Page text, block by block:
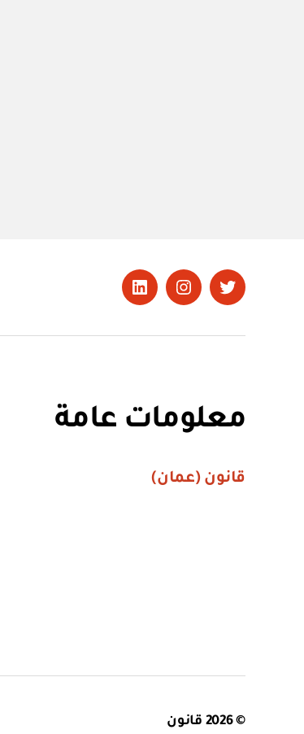
تويتر Instagram
LinkedIn
معلومات عامة
قانون (عمان)
© 2026 قانون